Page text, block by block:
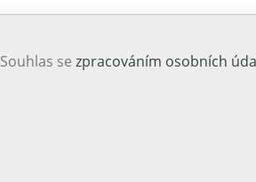
Souhlas se zpracováním osobních